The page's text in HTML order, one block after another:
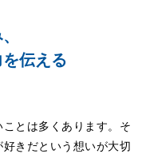
伝える
とは多くあります。そ
きだという想いが大切